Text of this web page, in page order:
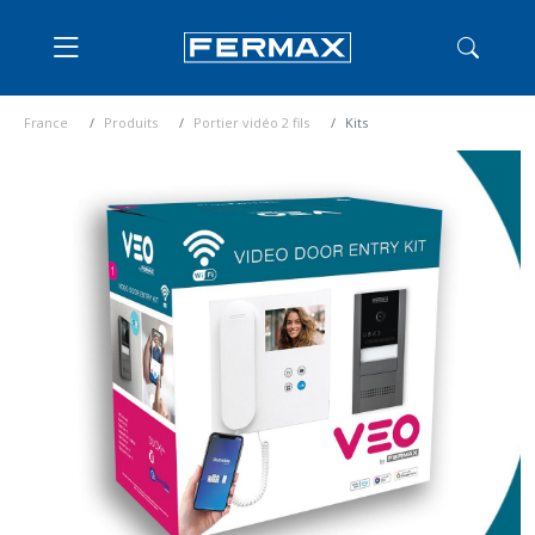
France Produits Portier vidéo 2 fils Kits